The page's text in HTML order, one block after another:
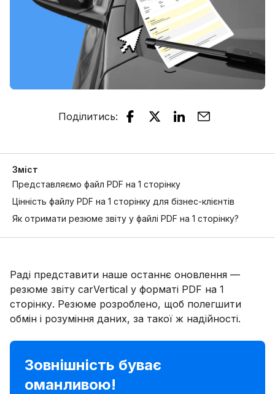
Поділитись:
Зміст
Представляємо файл PDF на 1 сторінку
Цінність файлу PDF на 1 сторінку для бізнес-клієнтів
Як отримати резюме звіту у файлі PDF на 1 сторінку?
Раді представити наше останнє оновлення —
резюме звіту carVertical у форматі PDF на 1
сторінку. Резюме розроблено, щоб полегшити
обмін і розуміння даних, за такої ж надійності.
Зовнішність буває
оманливою!